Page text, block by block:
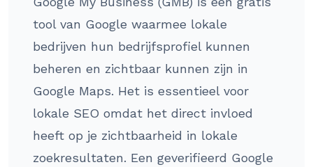
tool van Google waarmee lokale
bedrijven hun bedrijfsprofiel kunnen
beheren en zichtbaar kunnen zijn in
Google Maps. Het is essentieel voor
lokale SEO omdat het direct invloed
heeft op je zichtbaarheid in lokale
zoekresultaten. Een geverifieerd Google